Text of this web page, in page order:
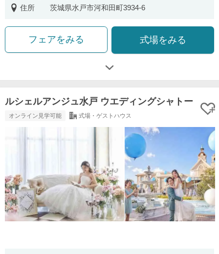
住所
茨城県水戸市河和田町3934-6
フェアをみる 式場をみる
ルシェルアンジュ水戸 ウエディングシャトー
オンライン見学可能 式場・ゲストハウス